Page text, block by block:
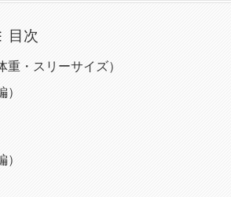
目次
・スリーサイズ）